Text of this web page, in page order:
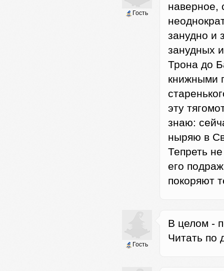
Гость
наверное,
занудно и
занудных
Трона до
книжными
эту
знаю:
ныряю в
Тепреть
его
покоряют
Гость
В целом -
Читать по